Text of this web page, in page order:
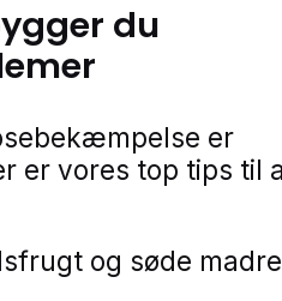
du
er
er vores top tips til
og søde